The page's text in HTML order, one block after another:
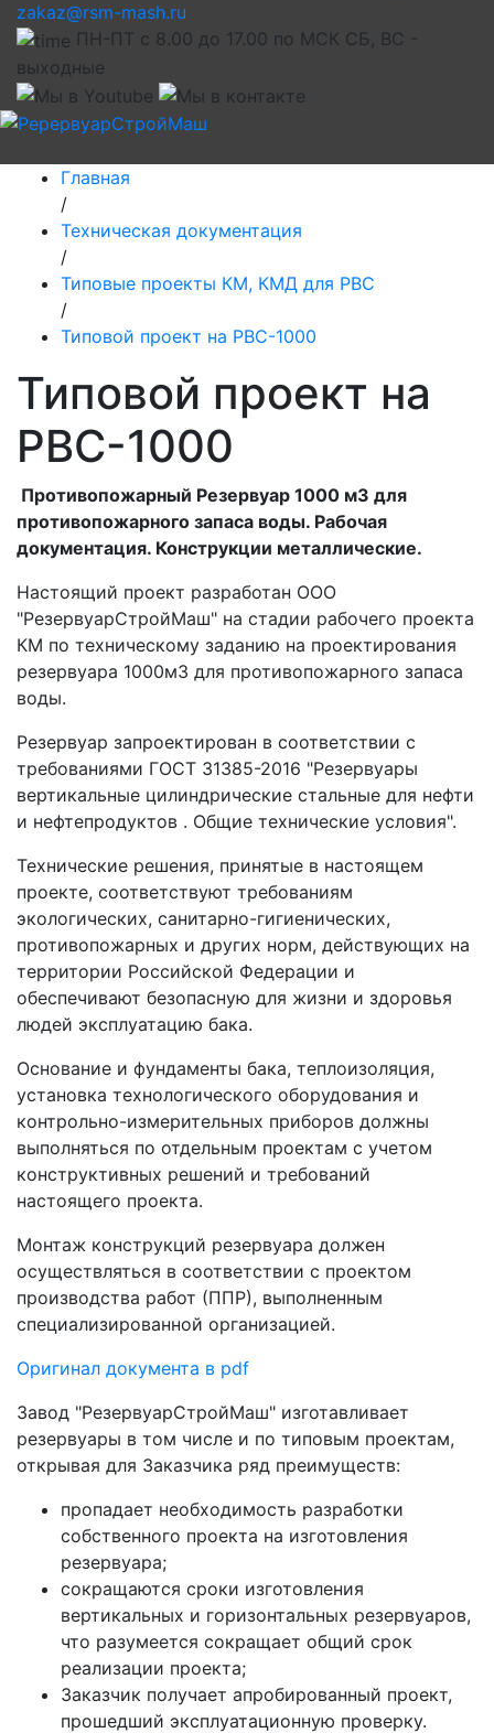
zakaz@rsm-mash.ru
ПН-ПТ с 8.00 до 17.00 по МСК СБ, ВС -
выходные
Главная
/
Техническая документация
/
Типовые проекты КМ, КМД для РВС
/
Типовой проект на РВС-1000
Типовой проект на
РВС-1000
Противопожарный Резервуар 1000 м3 для
противопожарного запаса воды. Рабочая
документация. Конструкции металлические.
Настоящий проект разработан ООО
"РезервуарСтройМаш" на стадии рабочего проекта
КМ по техническому заданию на проектирования
резервуара 1000мЗ для противопожарного запаса
воды.
Резервуар запроектирован в соответствии с
требованиями ГОСТ 31385-2016 "Резервуары
вертикальные цилиндрические стальные для нефти
и нефтепродуктов . Общие технические условия".
Технические решения, принятые в настоящем
проекте, соответствуют требованиям
экологических, санитарно-гигиенических,
противопожарных и других норм, действующих на
территории Российской Федерации и
обеспечивают безопасную для жизни и здоровья
людей эксплуатацию бака.
Основание и фундаменты бака, теплоизоляция,
установка технологического оборудования и
контрольно-измерительных приборов должны
выполняться по отдельным проектам с учетом
конструктивных решений и требований
настоящего проекта.
Монтаж конструкций резервуара должен
осуществляться в соответствии с проектом
производства работ (ППР), выполненным
специализированной организацией.
Оригинал документа в pdf
Завод "РезервуарСтройМаш" изготавливает
резервуары в том числе и по типовым проектам,
открывая для Заказчика ряд преимуществ:
пропадает необходимость разработки
собственного проекта на изготовления
резервуара;
сокращаются сроки изготовления
вертикальных и горизонтальных резервуаров,
что разумеется сокращает общий срок
реализации проекта;
Заказчик получает апробированный проект,
прошедший эксплуатационную проверку.